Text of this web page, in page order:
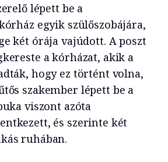
lépett be a
egyik szülőszobájára,
két órája vajúdott. A poszt
a kórházat, akik a
hogy ez történt volna,
szakember lépett be a
viszont azóta
és szerinte két
ruhában.